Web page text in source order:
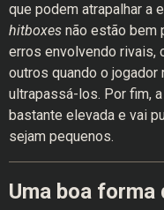
que podem atrapalhar a
hitboxes não estão bem
erros envolvendo rivais,
outros quando o jogador
ultrapassá-los. Por fim,
bastante elevada e vai
sejam pequenos.
Uma boa